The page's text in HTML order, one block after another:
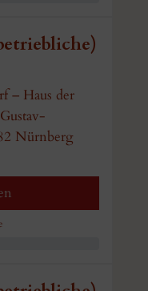
– Haus der
Nürnberg